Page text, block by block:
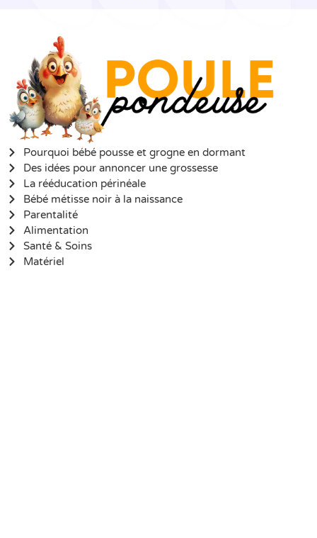
Pourquoi bébé pousse et grogne en dormant
Des idées pour annoncer une grossesse
La rééducation périnéale
Bébé métisse noir à la naissance
Parentalité
Alimentation
Santé & Soins
Matériel